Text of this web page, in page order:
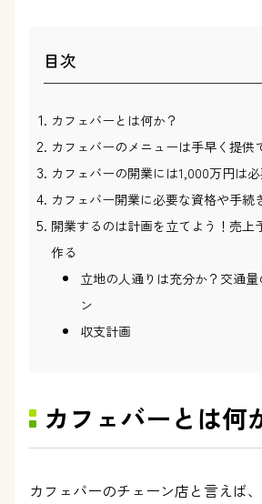
目次
カフェバーとは何か？
カフェバーのメニューは手早く提供
カフェバーの開業には1,000万円は
カフェバー開業に必要な資格や手続
開業するのは計画を立てよう！売上
作る
立地の人通りは充分か？交通量
ン
収支計画
カフェバーとは何
カフェバーのチェーン店と言えば